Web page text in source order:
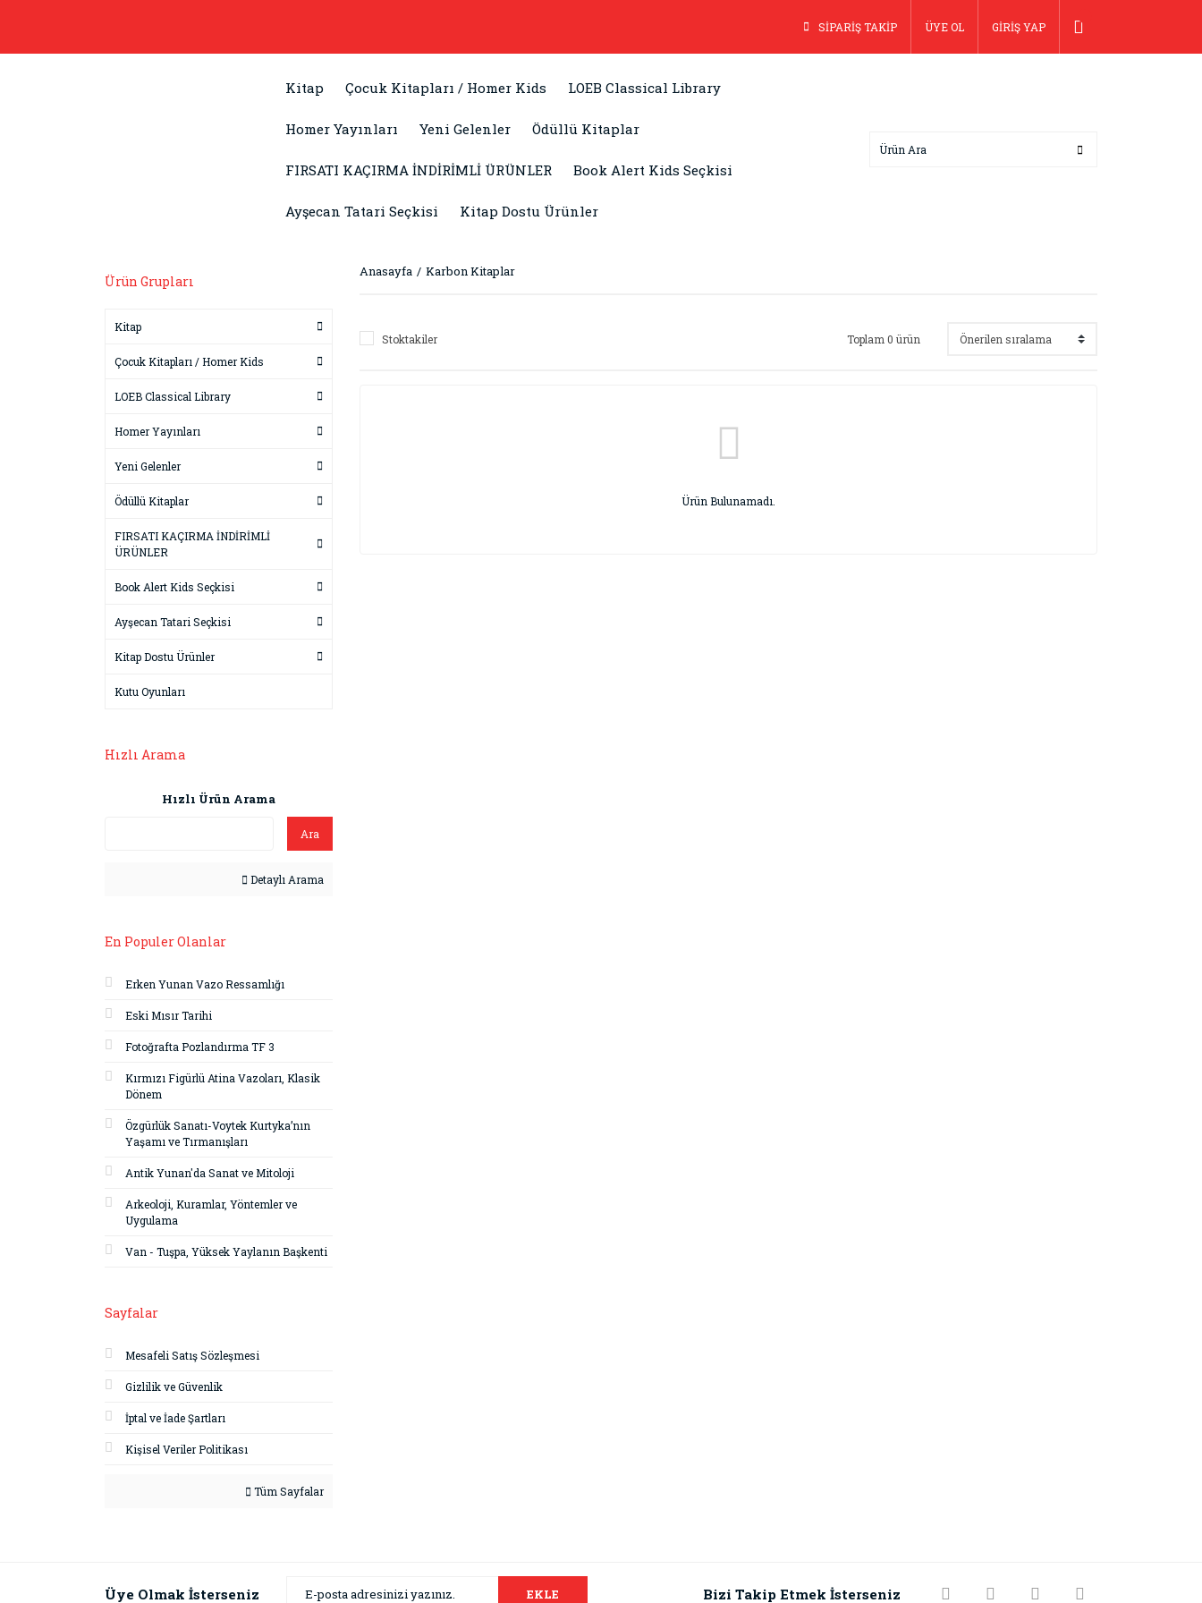
SİPARİŞ TAKİP ÜYE OL GİRİŞ YAP
Kitap Çocuk Kitapları / Homer Kids LOEB Classical Library
Homer Yayınları Yeni Gelenler Ödüllü Kitaplar
FIRSATI KAÇIRMA İNDİRİMLİ ÜRÜNLER Book Alert Kids Seçkisi
Ayşecan Tatari Seçkisi Kitap Dostu Ürünler
Ürün Grupları
Kitap
Çocuk Kitapları / Homer Kids
LOEB Classical Library
Homer Yayınları
Yeni Gelenler
Ödüllü Kitaplar
FIRSATI KAÇIRMA İNDİRİMLİ
ÜRÜNLER
Book Alert Kids Seçkisi
Ayşecan Tatari Seçkisi
Kitap Dostu Ürünler
Kutu Oyunları
Hızlı Arama
Hızlı Ürün Arama
Ara
Detaylı Arama
En Populer Olanlar
Erken Yunan Vazo Ressamlığı
Eski Mısır Tarihi
Fotoğrafta Pozlandırma TF 3
Kırmızı Figürlü Atina Vazoları, Klasik
Dönem
Özgürlük Sanatı-Voytek Kurtyka’nın
Yaşamı ve Tırmanışları
Antik Yunan'da Sanat ve Mitoloji
Arkeoloji, Kuramlar, Yöntemler ve
Uygulama
Van - Tuşpa, Yüksek Yaylanın Başkenti
Sayfalar
Mesafeli Satış Sözleşmesi
Gizlilik ve Güvenlik
İptal ve İade Şartları
Kişisel Veriler Politikası
Tüm Sayfalar
Anasayfa Karbon Kitaplar
Stoktakiler Toplam 0 ürün
Ürün Bulunamadı.
Üye Olmak İsterseniz EKLE Bizi Takip Etmek İsterseniz